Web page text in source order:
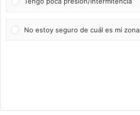
No estoy seguro de cuál es mi zona